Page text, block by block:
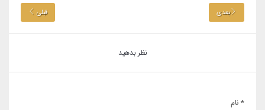
بعدی قبلی
نظر بدهید
* نام